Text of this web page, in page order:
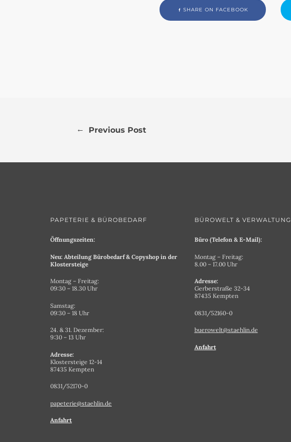
SHARE ON FACEBOOK
← Previous Post
PAPETERIE & BÜROBEDARF
Öffnungszeiten:
Neu: Abteilung Bürobedarf & Copyshop in der
Klostersteige
Montag – Freitag:
09:30 – 18.30 Uhr
Samstag:
09:30 – 18 Uhr
24. & 31. Dezember:
9:30 – 13 Uhr
Adresse:
Klostersteige 12-14
87435 Kempten
0831/52170-0
papeterie@staehlin.de
Anfahrt
BÜROWELT & VERWALTUNG
Büro (Telefon & E-Mail):
Montag – Freitag:
8.00 – 17.00 Uhr
Adresse:
Gerberstraße 32-34
87435 Kempten
0831/52160-0
buerowelt@staehlin.de
Anfahrt